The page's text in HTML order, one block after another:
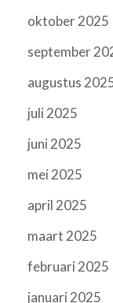
oktober 2025
september
augustus
juli 2025
juni 2025
mei 2025
april 2025
maart 2025
februari 2025
januari 2025